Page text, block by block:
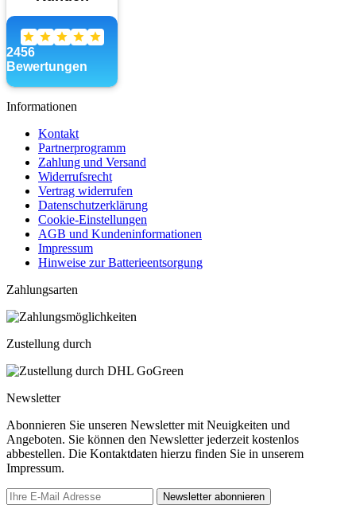
Informationen
Kontakt
Partnerprogramm
Zahlung und Versand
Widerrufsrecht
Vertrag widerrufen
Datenschutzerklärung
Cookie-Einstellungen
AGB und Kundeninformationen
Impressum
Hinweise zur Batterieentsorgung
Zahlungsarten
Zustellung durch
Newsletter
Abonnieren Sie unseren Newsletter mit Neuigkeiten und
Angeboten. Sie können den Newsletter jederzeit kostenlos
abbestellen. Die Kontaktdaten hierzu finden Sie in unserem
Impressum.
Newsletter abonnieren